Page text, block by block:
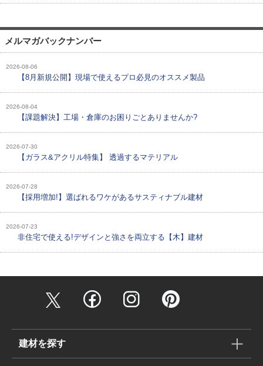
メルマガバックナンバー
2026-08-06
【8月新規公開】現場で使えるプロ必見のオススメ製品
2026-08-04
【課題解決】工場・倉庫のお困りごとありませんか?
2026-07-30
【ガラス&アクリル特集】 透過するマテリアル
2026-07-28
【採用増加!】選ばれるワケがあるサスティナブル建材
2026-07-23
非住宅で使える!デザインと強さを両立する【木】建材
建材を探す